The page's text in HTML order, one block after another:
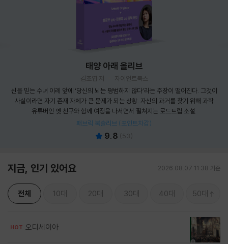
태양 아래 올리브
김초엽 저
자이언트북스
신을 믿는 수녀 이레 앞에 ‘당신의 뇌는 평범하지 않다’라는 주장이 떨어진다. 그것이
사실이라면 자기 존재 자체가 큰 문제가 되는 상황. 자신의 과거를 찾기 위해 과학
유튜버인 옛 친구와 함께 여정을 나서면서 펼쳐지는 로드트립 소설.
패브릭 북슬리브 (포인트차감)
9.8 (53)
지금, 인기 있어요 2026.08.07 11:38 기준
전체 10대 20대 30대 40대 50대
HOT 오디세이아